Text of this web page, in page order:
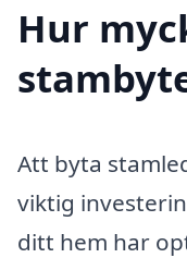
Hur
Att byta
viktig
ditt hem har